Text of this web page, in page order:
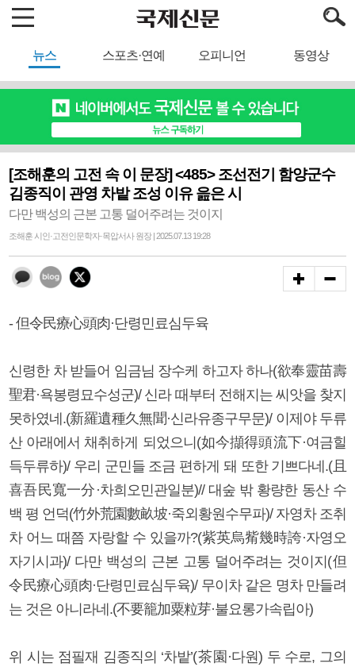
뉴스 스포츠·연예 오피니언 동영상
[조해훈의 고전 속 이 문장] <485> 조선전기 함양군수
김종직이 관영 차밭 조성 이유 읊은 시
다만 백성의 근본 고통 덜어주려는 것이지
조해훈 시인·고전인문학자·목압서사 원장 | 2025.07.13 19:28
- 但令民療心頭肉·단령민료심두육
신령한 차 받들어 임금님 장수케 하고자 하나(欲奉靈苗壽
聖君·욕봉령묘수성군)/ 신라 때부터 전해지는 씨앗을 찾지
못하였네.(新羅遺種久無聞·신라유종구무문)/ 이제야 두류
산 아래에서 채취하게 되었으니(如今擷得頭流下·여금힐
득두류하)/ 우리 군민들 조금 편하게 돼 또한 기쁘다네.(且
喜吾民寬一分·차희오민관일분)// 대숲 밖 황량한 동산 수
백 평 언덕(竹外荒園數畝坡·죽외황원수무파)/ 자영차 조취
차 어느 때쯤 자랑할 수 있을까?(紫英烏觜幾時誇·자영오
자기시과)/ 다만 백성의 근본 고통 덜어주려는 것이지(但
令民療心頭肉·단령민료심두육)/ 무이차 같은 명차 만들려
는 것은 아니라네.(不要籠加粟粒芽·불요롱가속립아)
위 시는 점필재 김종직의 ‘차밭’(茶園·다원) 두 수로, 그의